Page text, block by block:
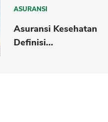
ASURANSI
Asuransi Kesehatan
Definisi...